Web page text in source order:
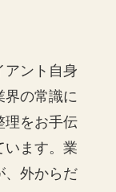
アント自身
界の常識に
理をお手伝
います。業
、外からだ